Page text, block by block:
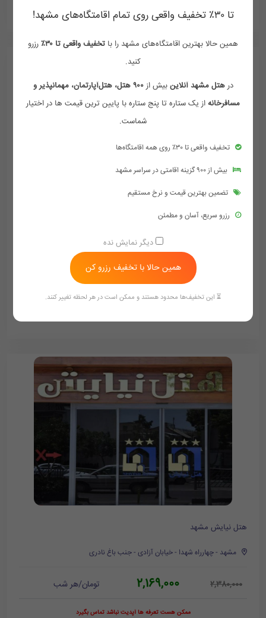
هتل صحرا مشهد
مشهد - خیابان شیرازی - شیرازی 11
834,000 تومان/هر شب
هتل نیایش مشهد
مشهد - چهارراه شهدا - خیابان آزادی - جنب باغ نادری
2,380,000
2,169,000 تومان/هر شب
ممکن هست تعرفه ها آپدیت نباشد تماس بگیرد
تا ۳۰٪ تخفیف واقعی روی تمام اقامتگاه‌های مشهد!
همین حالا بهترین اقامتگاه‌های مشهد را با تخفیف واقعی تا ۳۰٪
رزرو
کنید.
درهتل مشهد آنلاین بیش از
۹۰۰ هتل، هتل‌آپارتمان، مهمانپذیر و
مسافرخانه از یک ستاره تا پنج ستاره با پایین ترین قیمت ها در اختیار
شماست.
تخفیف واقعی تا ۳۰٪ روی همه اقامتگاه‌ها
بیش از ۹۰۰ گزینه اقامتی در سراسر مشهد
تضمین بهترین قیمت و نرخ مستقیم
رزرو سریع، آسان و مطمئن
دیگر نمایش نده
همین حالا با تخفیف رزرو کن
⏳ این تخفیف‌ها محدود هستند و ممکن است در هر لحظه تغییر کنند.